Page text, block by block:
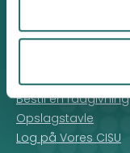
Rådgivning
Bestil en rådgivning
Opslagstavle
Log på Vores CISU